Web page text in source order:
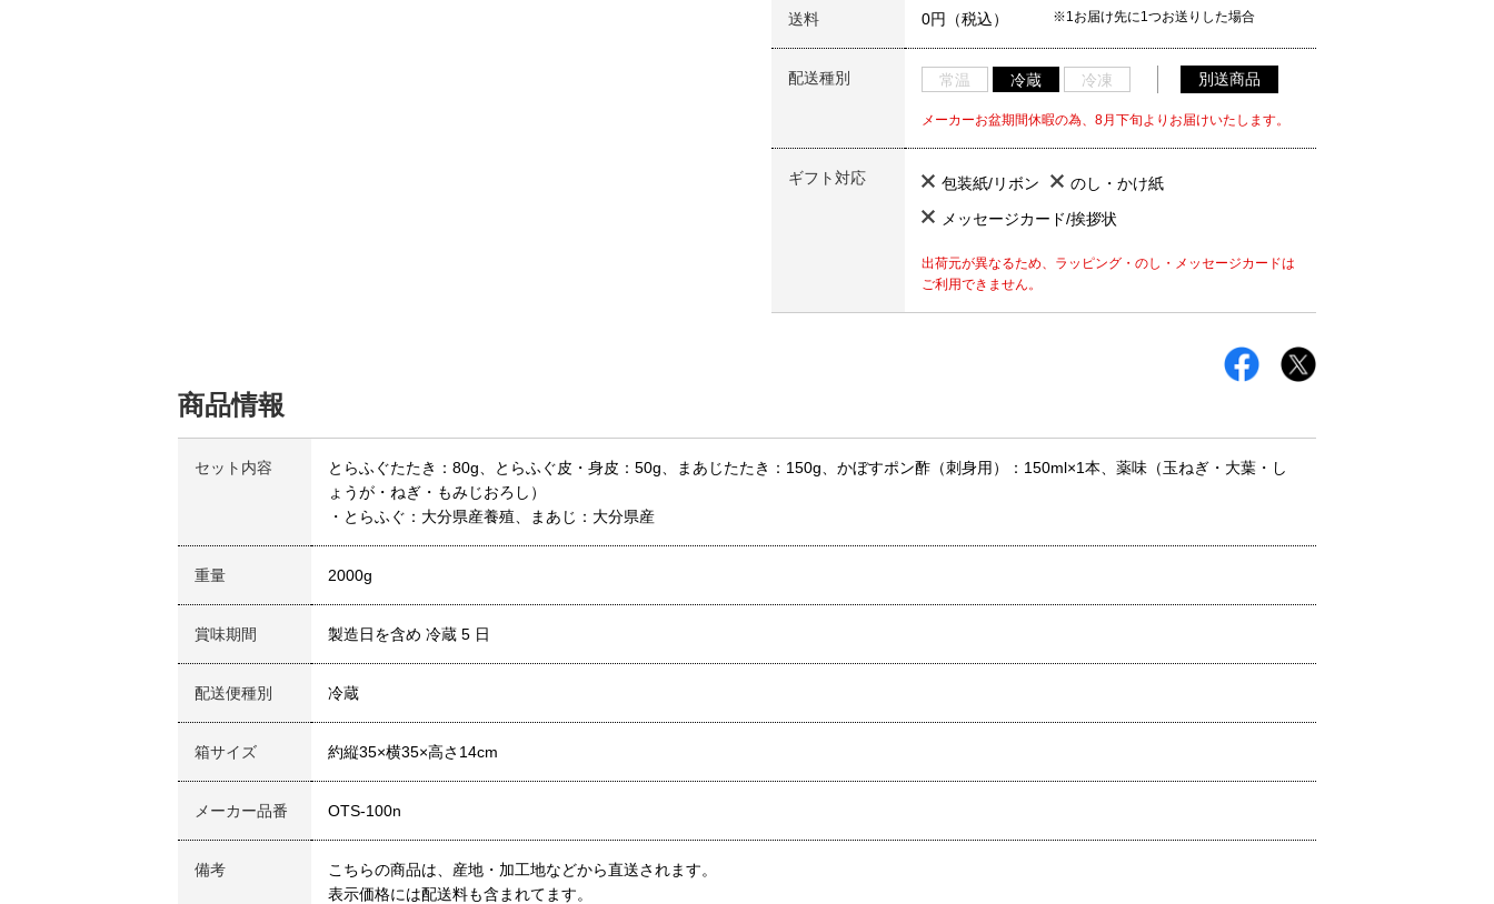
送料 0円（税込） ※1お届け先に1つお送りした場合
配送種別 常温 冷蔵 冷凍 別送商品
メーカーお盆期間休暇の為、8月下旬よりお届けいたします。
ギフト対応 包装紙/リボン
のし・かけ紙
メッセージカード/挨拶状
出荷元が異なるため、ラッピング・のし・メッセージカードは
ご利用できません。
商品情報
セット内容
とらふぐたたき：80g、とらふぐ皮・身皮：50g、まあじたたき：150g、かぼすポン酢（刺身用）：150ml×1本、薬味（玉ねぎ・大葉・し
ょうが・ねぎ・もみじおろし）
・とらふぐ：大分県産養殖、まあじ：大分県産
重量 2000g
賞味期間 製造日を含め 冷蔵 5 日
配送便種別 冷蔵
箱サイズ 約縦35×横35×高さ14cm
メーカー品番 OTS-100n
備考
こちらの商品は、産地・加工地などから直送されます。
表示価格には配送料も含まれてます。